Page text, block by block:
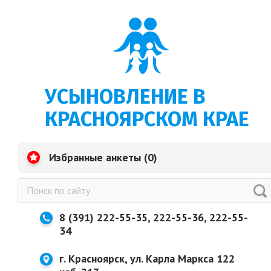
УСЫНОВЛЕНИЕ В
КРАСНОЯРСКОМ КРАЕ
Избранные анкеты (0)
8 (391) 222-55-35, 222-55-36, 222-55-
34
г. Красноярск, ул. Карла Маркса 122